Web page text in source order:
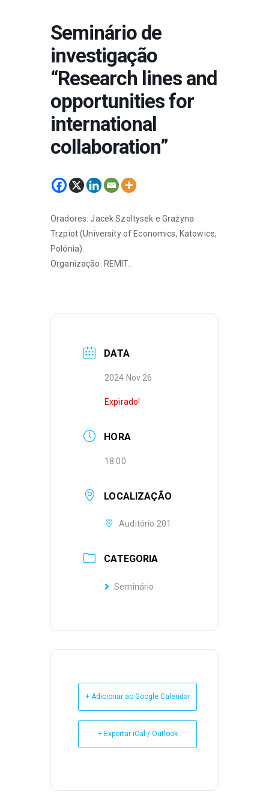
Seminário de
investigação
“Research lines and
opportunities for
international
collaboration”
Oradores: Jacek Szoltysek e Grażyna
Trzpiot (University of Economics, Katowice,
Polónia).
Organização: REMIT.
DATA
2024 Nov 26
Expirado!
HORA
18:00
LOCALIZAÇÃO
Auditório 201
CATEGORIA
Seminário
+ Adicionar ao Google Calendar
+ Exportar iCal / Outlook